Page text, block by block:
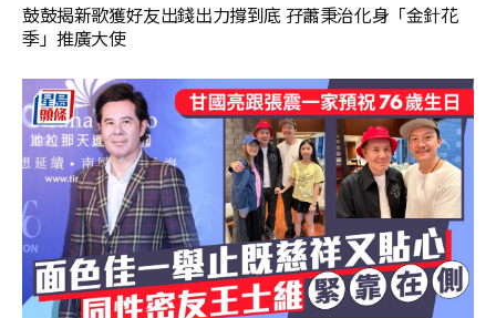
鼓鼓揭新歌獲好友出錢出力撐到底 孖蕭秉治化身「金針花
季」推廣大使